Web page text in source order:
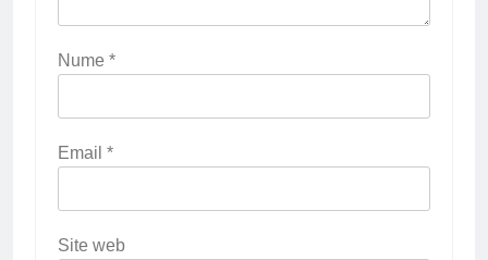
Nume *
Email *
Site web